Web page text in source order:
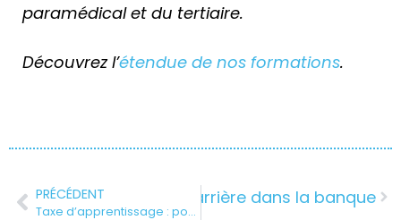
paramédical et du tertiaire.
Découvrez l’étendue de nos formations.
PRÉCÉDENT
Taxe d’apprentissage : pourquoi soutenir les écoles qui forment vos futurs talents
: les clés d’une carrière dans la banque